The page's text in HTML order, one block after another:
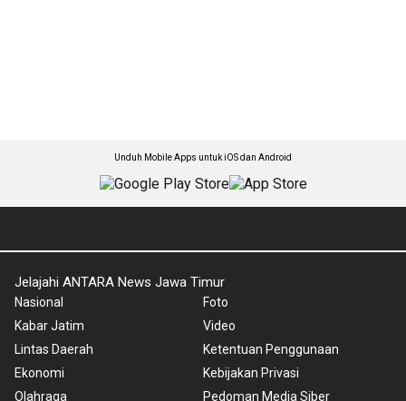
Unduh Mobile Apps untuk iOS dan Android
Jelajahi ANTARA News Jawa Timur
Nasional
Kabar Jatim
Lintas Daerah
Ekonomi
Olahraga
Foto
Video
Ketentuan Penggunaan
Kebijakan Privasi
Pedoman Media Siber